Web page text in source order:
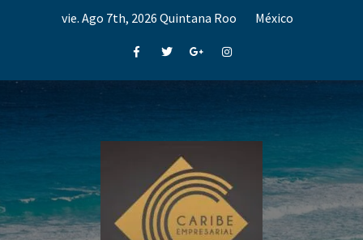
vie. Ago 7th, 2026 Quintana Roo México
FacebookTwitterGoogle+Instagram